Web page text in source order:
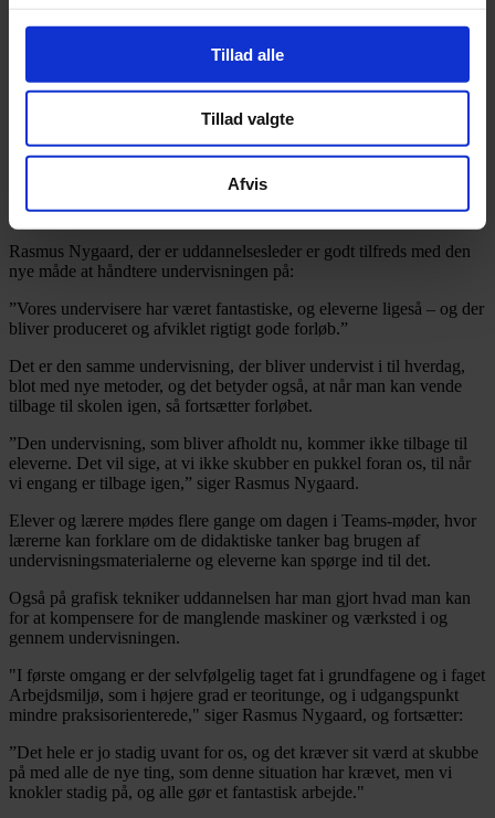
Tillad alle
Tillad valgte
Afvis
Når eleverne ikke kan komme til skolen, må skolen komme til
eleverne, og derfor er der gang i den virtuelle undervisning.
”Vi forsøger at skabe en så almindelig og kendt hverdag, som vi
kan. Vi bruger livestreaming, større brug af undervisningsvideo,
fjernundervisning med Power Point-præsentationer via Microsoft
Teams, og generelt bruger vi Microsoft Teams som
kommunikationsplatform,” siger Thomas Kristensen, som er
underviser på mediegrafikeruddannelsen.
Rasmus Nygaard, der er uddannelsesleder er godt tilfreds med den
nye måde at håndtere undervisningen på:
”Vores undervisere har været fantastiske, og eleverne ligeså – og der
bliver produceret og afviklet rigtigt gode forløb.”
Det er den samme undervisning, der bliver undervist i til hverdag,
blot med nye metoder, og det betyder også, at når man kan vende
tilbage til skolen igen, så fortsætter forløbet.
”Den undervisning, som bliver afholdt nu, kommer ikke tilbage til
eleverne. Det vil sige, at vi ikke skubber en pukkel foran os, til når
vi engang er tilbage igen,” siger Rasmus Nygaard.
Elever og lærere mødes flere gange om dagen i Teams-møder, hvor
lærerne kan forklare om de didaktiske tanker bag brugen af
undervisningsmaterialerne og eleverne kan spørge ind til det.
Også på grafisk tekniker uddannelsen har man gjort hvad man kan
for at kompensere for de manglende maskiner og værksted i og
gennem undervisningen.
"I første omgang er der selvfølgelig taget fat i grundfagene og i faget
Arbejdsmiljø, som i højere grad er teoritunge, og i udgangspunkt
mindre praksisorienterede," siger Rasmus Nygaard, og fortsætter:
”Det hele er jo stadig uvant for os, og det kræver sit værd at skubbe
på med alle de nye ting, som denne situation har krævet, men vi
knokler stadig på, og alle gør et fantastisk arbejde."